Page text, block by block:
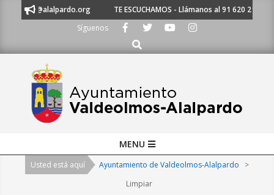
TE ESCUCHAMOS - Llámanos al 91 620 21 53 o
Síguenos
Buscar
Navigation
MENU
Usted está aquí Ayuntamiento de Valdeolmos-Alalpardo
>
Limpiar